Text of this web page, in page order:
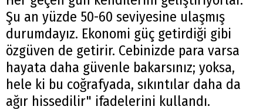
Şu an yüzde 50-60 seviyesine ulaşmış
durumdayız. Ekonomi güç getirdiği gibi
özgüven de getirir. Cebinizde para varsa
hayata daha güvenle bakarsınız; yoksa,
hele ki bu coğrafyada, sıkıntılar daha da
ağır hissedilir" ifadelerini kullandı.